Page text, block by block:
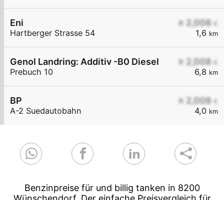
≥ 2,008 €
1,6 km
Eni
Hartberger Strasse 54
≥ 2,008 €
6,8 km
Genol Landring: Additiv -B0 Diesel
Prebuch 10
≥ 2,008 €
4,0 km
BP
A-2 Suedautobahn
Benzinpreise für und billig tanken in 8200